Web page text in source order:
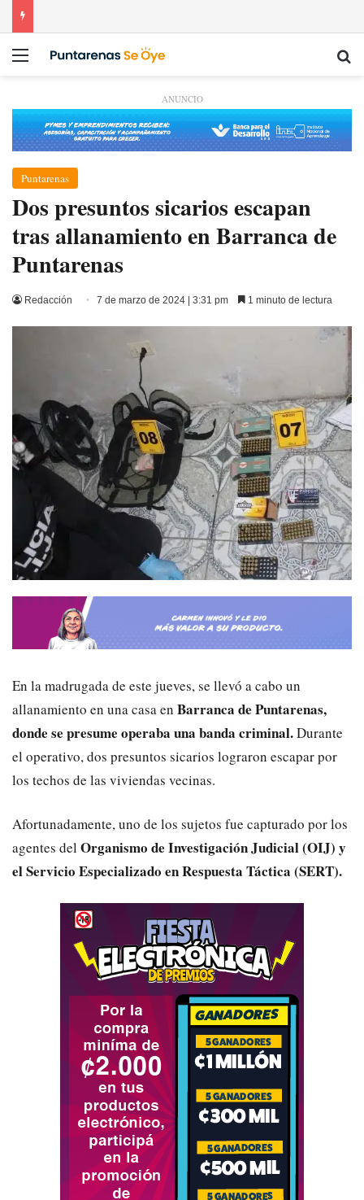
Menú
ANUNCIO
Puntarenas
Dos presuntos sicarios escapan
tras allanamiento en Barranca de
Puntarenas
Redacción 7 de marzo de 2024 | 3:31 pm 1 minuto de lectura
En la madrugada de este jueves, se llevó a cabo un
allanamiento en una casa en Barranca de Puntarenas,
donde se presume operaba una banda criminal.Durante
el operativo, dos presuntos sicarios lograron escapar por
los techos de las viviendas vecinas.
Afortunadamente, uno de los sujetos fue capturado por los
agentes del Organismo de Investigación Judicial (OIJ) y
el Servicio Especializado en Respuesta Táctica (SERT).